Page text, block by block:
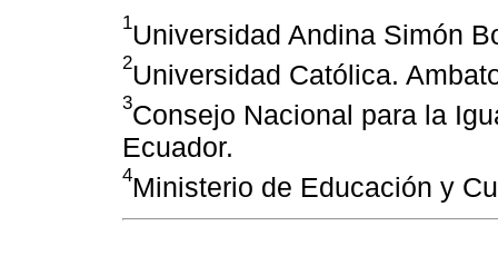
1Universidad Andina Simón
2Universidad Católica.
3Consejo Nacional para la
Ecuador.
4Ministerio de Educación y